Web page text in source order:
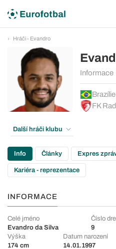
Hráči - Evandro
Informace
Brazílie
FK
Další hráči klubu
Info Články Expres
Kariéra - reprezentace
INFORMACE
Celé jméno
Evandro da Silva
Číslo
9
Výška
174 cm
Datum narození
14.01.1997